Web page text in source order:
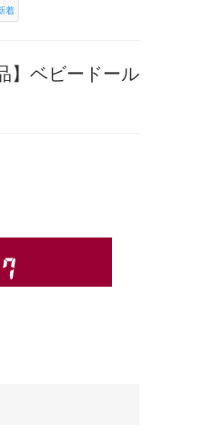
着
】ベビードール